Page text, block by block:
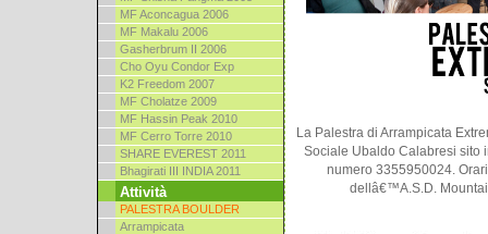
MF Aconcagua 2006
MF Makalu 2006
Gasherbrum II 2006
Cho Oyu Condor Exp
K2 Freedom 2007
MF Cholatze 2009
MF Hassin Peak 2010
MF Cerro Torre 2010
SHARE EVEREST 2011
Bhagirati III INDIA 2011
Attività
PALESTRA BOULDER
Arrampicata
La Palestra di Arrampicata
Sociale Ubaldo Calabresi sito
numero 3355950024.
dellâ€™A.S.D.